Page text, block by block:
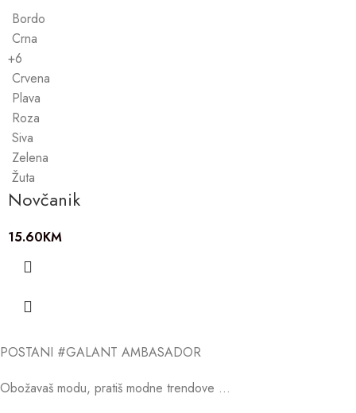
Bordo
Crna
+6
Crvena
Plava
Roza
Siva
Zelena
Žuta
Novčanik
15.60KM
POSTANI #GALANT AMBASADOR
Obožavaš modu, pratiš modne trendove …